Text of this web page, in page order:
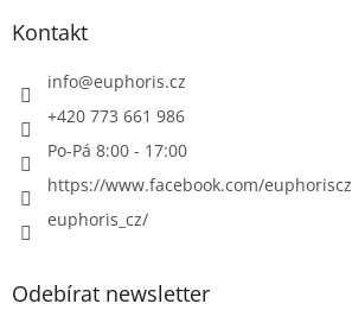
Kontakt
info@euphoris.cz
+420 773 661 986
Po-Pá 8:00 - 17:00
https://www.facebook.com/euphoriscz
euphoris_cz/
Odebírat newsletter